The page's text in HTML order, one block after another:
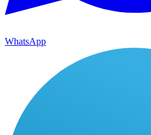
WhatsApp